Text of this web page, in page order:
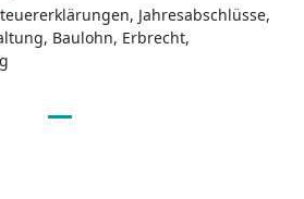
Jahresabschlüsse,
Baulohn, Erbrecht,